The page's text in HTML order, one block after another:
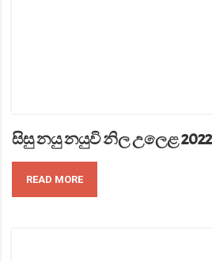
සිසු නයු නයුවි නිල උලෙළ
READ MORE